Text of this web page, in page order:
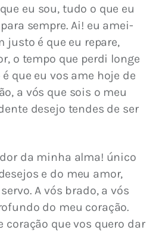
eu sou, tudo o que eu
sempre. Ai! eu amei-
justo é que eu repare,
o tempo que perdi longe
que eu vos ame hoje de
a vós que sois o meu
desejo tendes de ser
da minha alma! único
e do meu amor,
A vós brado, a vós
do meu coração.
coração que vos quero dar